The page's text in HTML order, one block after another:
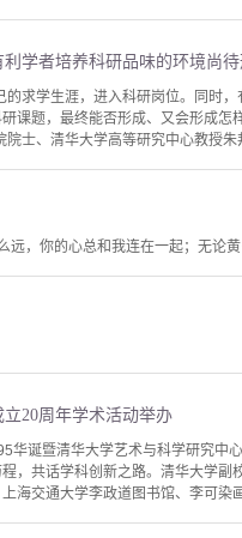
学者培养科研品味的环境尚
求学生涯，进入科研岗位。同时，
课题，最终能否形成、又会形成怎
士、清华大学高等研究中心教授
，你的心总和我连在一起；无论
20周年学术活动举办
诞暨清华大学艺术与科学研究中
，共话学科创新之路。清华大学
海交通大学李政道图书馆、李可染